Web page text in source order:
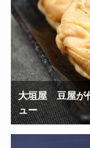
大垣屋 豆屋が
ュー